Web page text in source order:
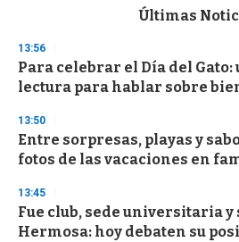
d
s
o
f
3
s
e
c
n
d
s
Últimas
13:56
Para celebrar el Día del
lectura para hablar sobre
13:50
Entre sorpresas, playas y
fotos de las vacaciones en
13:45
Fue club, sede universitaria y
Hermosa: hoy debaten su